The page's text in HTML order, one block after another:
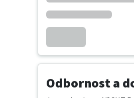
Odbornost a